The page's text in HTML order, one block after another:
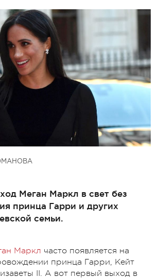
Меган Маркл в свет без
принца Гарри и других
семьи.
Маркл часто появляется на
принца Гарри, Кейт
II. А вот первый выход в